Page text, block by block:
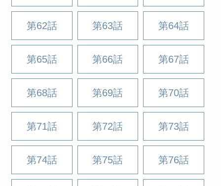
第62話 第63話 第64話
第65話 第66話 第67話
第68話 第69話 第70話
第71話 第72話 第73話
第74話 第75話 第76話